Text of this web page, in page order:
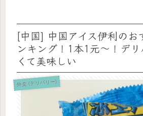
[中国] 中国アイス伊利のお
ンキング！1本1元〜！デ
くて美味しい
外卖 (デリバリー)